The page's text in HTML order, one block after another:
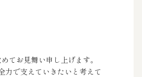
てお見舞い申し上げます。
力で支えていきたいと考えて